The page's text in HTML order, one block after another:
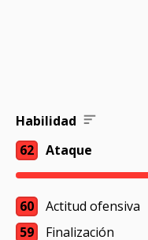
Habilidad
62
Ataque
60
Actitud ofensiva
59
Finalización